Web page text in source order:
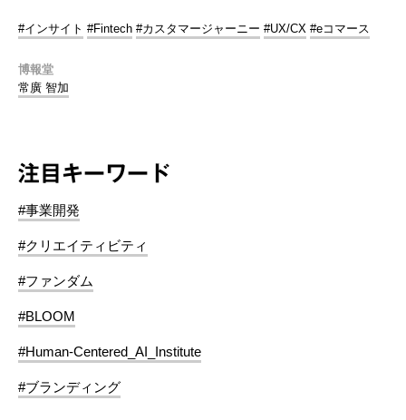
#インサイト #Fintech #カスタマージャーニー #UX/CX #eコマース
博報堂
常廣 智加
注目キーワード
#事業開発
#クリエイティビティ
#ファンダム
#BLOOM
#Human-Centered_AI_Institute
#ブランディング